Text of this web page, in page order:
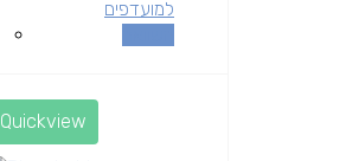
למועדפים
Quickview